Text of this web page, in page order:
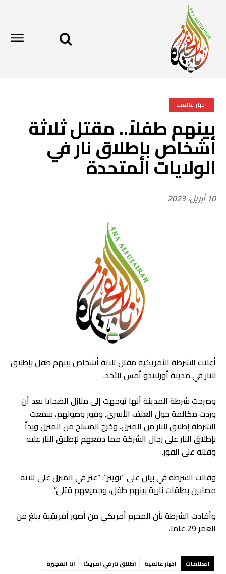
اخبار عالمية
بينهم طفلاً.. مقتل ثلاثة
أشخاص بإطلاق نار في
الولايات المتحدة
10 أبريل، 2023
أعلنت الشرطة الأمريكية مقتل ثلاثة أشخاص بينهم طفل بإطلاق
للنار في مدينة أورلاندو أمس الأحد.
وصرحت شرطة المدينة أنها توجهت إلى منازل الضحايا بعد أن
وردت مكالمة حول العنف الأسري. وفور وصولهم، سمعت
الشرطة إطلاق للنار من المنزل. وخرج المسلح من المنزل وبدأ
بإطلاق النار على رجال الشركة مما دفعهم لإطلاق النار عليه
وقتله على الفور.
وقالت الشرطة في بيان على “تويتر”: “عثر في المنزل على ثلاثة
مصابين بطلقات نارية بينهم طفل، وجميعهم قتلى”.
وأفادت الشرطة بأن المجرم أمريكي من أصور أفريقية يبلغ من
العمر 29 عاما.
العلامات اخبار عالمية اطلاق نار في امريكا انا الفجيرة